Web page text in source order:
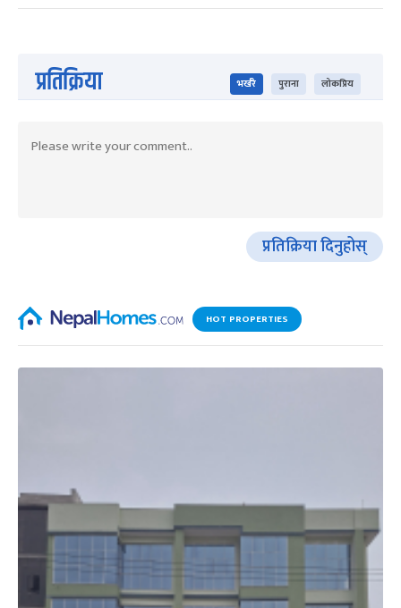
प्रतिक्रिया भर्खरै पुराना लोकप्रिय
प्रतिक्रिया दिनुहोस्
HOT PROPERTIES